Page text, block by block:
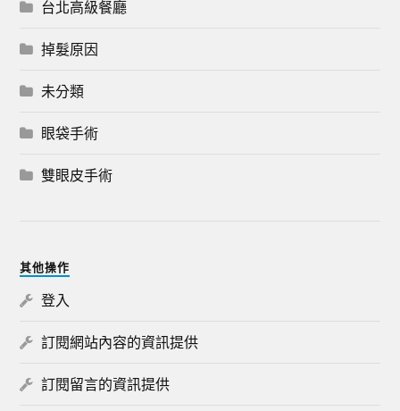
台北高級餐廳
掉髮原因
未分類
眼袋手術
雙眼皮手術
其他操作
登入
訂閱網站內容的資訊提供
訂閱留言的資訊提供